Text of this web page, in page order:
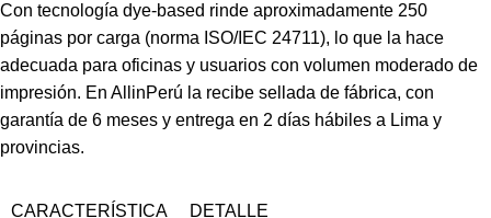
Con tecnología dye-based rinde aproximadamente 250
páginas por carga (norma ISO/IEC 24711), lo que la hace
adecuada para oficinas y usuarios con volumen moderado de
impresión. En AllinPerú la recibe sellada de fábrica, con
garantía de 6 meses y entrega en 2 días hábiles a Lima y
provincias.
CARACTERÍSTICA DETALLE